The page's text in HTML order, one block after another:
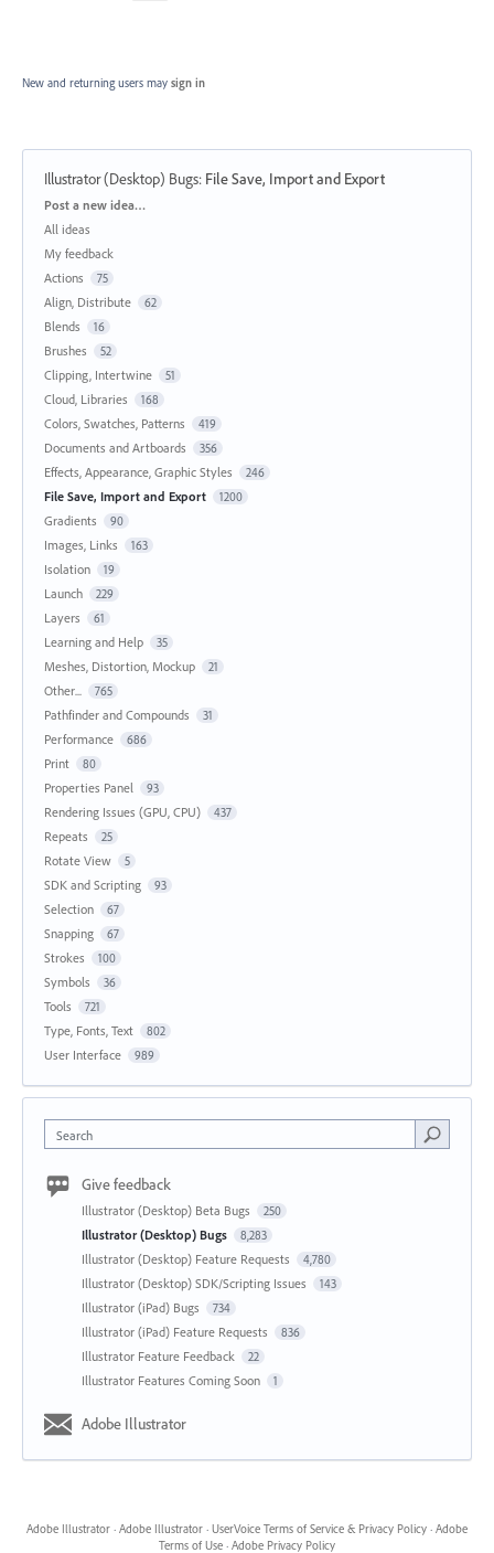
New and returning users may sign in
Illustrator (Desktop) Bugs: File Save, Import and Export
Categories
Post a new idea…
All ideas
My feedback
Actions
75
Align, Distribute 62
Blends 16
Brushes 52
Clipping, Intertwine 51
Cloud, Libraries 168
Colors, Swatches, Patterns 419
Documents and Artboards 356
Effects, Appearance, Graphic Styles 246
File Save, Import and Export 1200
Gradients 90
Images, Links 163
Isolation 19
Launch 229
Layers 61
Learning and Help 35
Meshes, Distortion, Mockup 21
Other... 765
Pathfinder and Compounds 31
Performance 686
Print 80
Properties Panel 93
Rendering Issues (GPU, CPU) 437
Repeats 25
Rotate View 5
SDK and Scripting 93
Selection 67
Snapping 67
Strokes 100
Symbols 36
Tools 721
Type, Fonts, Text 802
User Interface 989
Search
Give feedback
Illustrator (Desktop) Beta Bugs 250
Illustrator (Desktop) Bugs 8,283
Illustrator (Desktop) Feature Requests 4,780
Illustrator (Desktop) SDK/Scripting Issues 143
Illustrator (iPad) Bugs 734
Illustrator (iPad) Feature Requests 836
Illustrator Feature Feedback 22
Illustrator Features Coming Soon 1
Adobe Illustrator
Adobe Illustrator · Adobe Illustrator · UserVoice Terms of Service & Privacy Policy · Adobe
Terms of Use · Adobe Privacy Policy